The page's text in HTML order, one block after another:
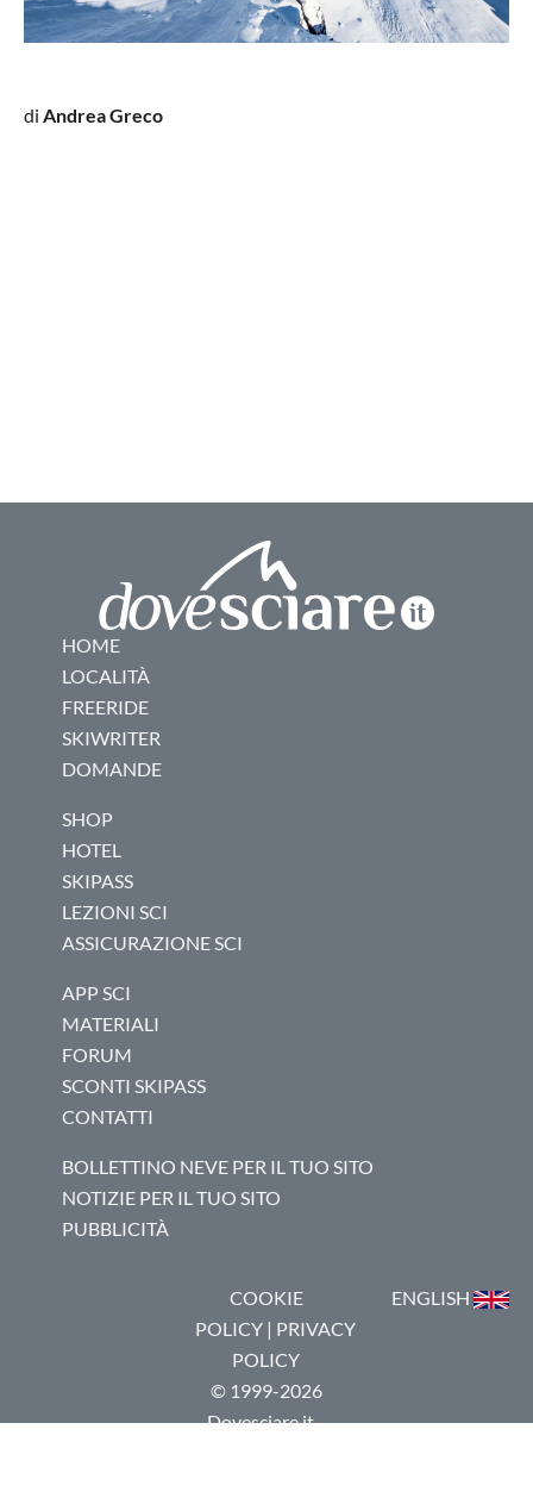
di Andrea Greco
HOME
LOCALITÀ
FREERIDE
SKIWRITER
DOMANDE
SHOP
HOTEL
SKIPASS
LEZIONI SCI
ASSICURAZIONE SCI
APP SCI
MATERIALI
FORUM
SCONTI SKIPASS
CONTATTI
BOLLETTINO NEVE PER IL TUO SITO
NOTIZIE PER IL TUO SITO
PUBBLICITÀ
COOKIE
POLICY| PRIVACY
POLICY
© 1999-2026
Dovesciare.it -
ENGLISH